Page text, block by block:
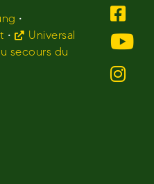
•
•
Universal
secours du